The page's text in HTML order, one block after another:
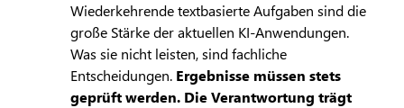
Wiederkehrende textbasierte Aufgaben sind die
große Stärke der aktuellen KI-Anwendungen.
Was sie nicht leisten, sind fachliche
Entscheidungen. Ergebnisse müssen stets
geprüft werden. Die Verantwortung trägt